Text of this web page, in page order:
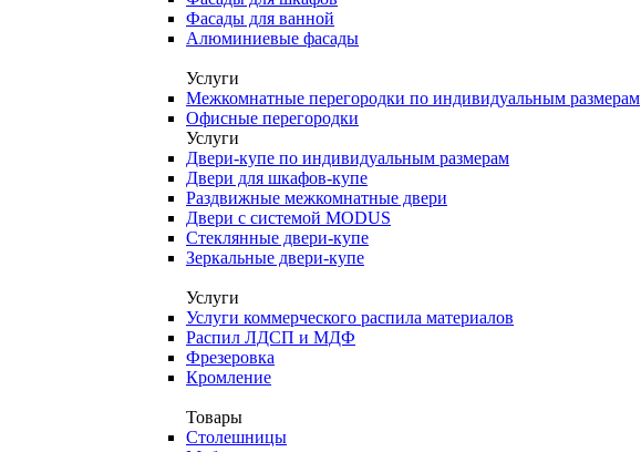
Фасады для ванной
Алюминиевые фасады
Услуги
Межкомнатные перегородки по индивидуальным размерам
Офисные перегородки
Услуги
Двери-купе по индивидуальным размерам
Двери для шкафов-купе
Раздвижные межкомнатные двери
Двери с системой MODUS
Стеклянные двери-купе
Зеркальные двери-купе
Услуги
Услуги коммерческого распила материалов
Распил ЛДСП и МДФ
Фрезеровка
Кромление
Товары
Столешницы